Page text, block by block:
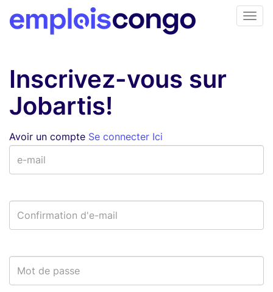
Inscrivez-vous sur
Jobartis!
Avoir un compte Se connecter Ici